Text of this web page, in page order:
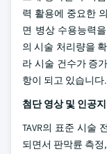
력 활용에 중요한
면 병상 수용능력
의 시술 처리량을
라 시술 건수가 증
항이 되고 있습니다.
첨단 영상 및 인공
TAVR의 표준 시술
되면서 판막륜 측